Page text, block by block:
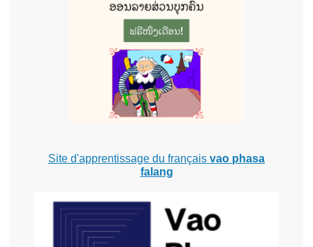
Site d'apprentissage du français vao phasa
falang